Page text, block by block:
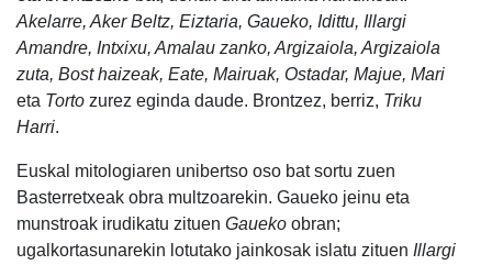
Akelarre, Aker Beltz, Eiztaria, Gaueko, Idittu, Illargi
Amandre, Intxixu, Amalau zanko, Argizaiola, Argizaiola
zuta, Bost haizeak, Eate, Mairuak, Ostadar, Majue, Mari
eta Torto zurez eginda daude. Brontzez, berriz, Triku
Harri.
Euskal mitologiaren unibertso oso bat sortu zuen
Basterretxeak obra multzoarekin. Gaueko jeinu eta
munstroak irudikatu zituen Gaueko obran;
ugalkortasunarekin lotutako jainkosak islatu zituen Illargi